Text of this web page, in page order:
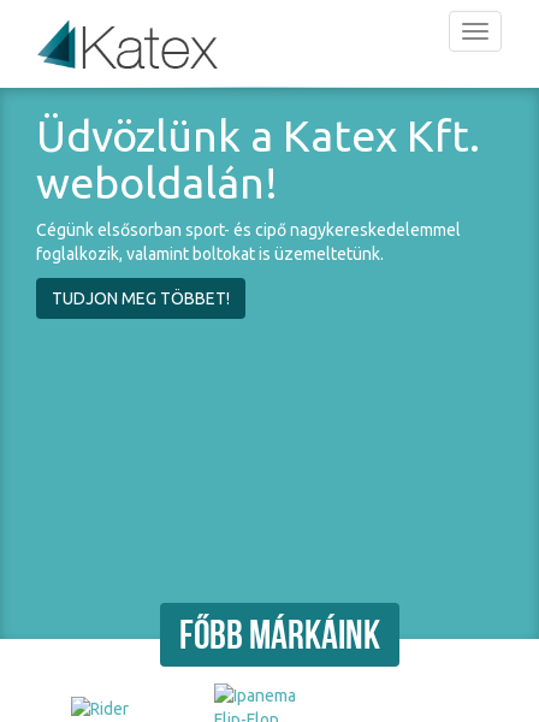
Menü
Üdvözlünk a Katex Kft.
weboldalán!
Cégünk elsősorban sport- és cipő nagykereskedelemmel
foglalkozik, valamint boltokat is üzemeltetünk.
TUDJON MEG TÖBBET!
FŐBB MÁRKÁINK